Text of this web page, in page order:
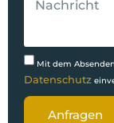
Mit dem
Datenschutz
Anfragen